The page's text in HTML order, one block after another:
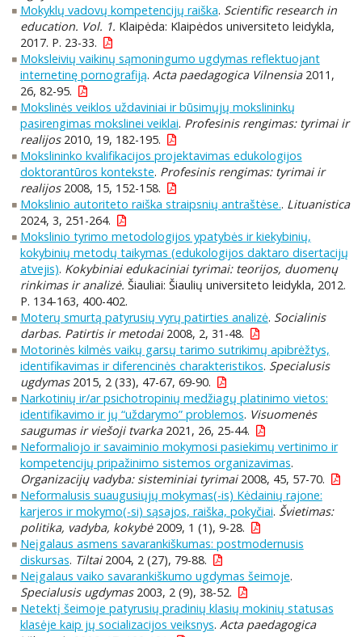
Mokyklų vadovų kompetencijų raiška. Scientific research in
education. Vol. 1. Klaipėda: Klaipėdos universiteto leidykla,
2017. P. 23-33.
Moksleivių vaikinų sąmoningumo ugdymas reflektuojant
internetinę pornografiją. Acta paedagogica Vilnensia2011,
26, 82-95.
Mokslinės veiklos uždaviniai ir būsimųjų mokslininkų
pasirengimas mokslinei veiklai. Profesinis rengimas: tyrimai ir
realijos2010, 19, 182-195.
Mokslininko kvalifikacijos projektavimas edukologijos
doktorantūros kontekste. Profesinis rengimas: tyrimai ir
realijos2008, 15, 152-158.
Mokslinio autoriteto raiška straipsnių antraštėse.. Lituanistica
2024, 3, 251-264.
Mokslinio tyrimo metodologijos ypatybės ir kiekybinių,
kokybinių metodų taikymas (edukologijos daktaro disertacijų
atvejis). Kokybiniai edukaciniai tyrimai: teorijos, duomenų
rinkimas ir analizė. Šiauliai: Šiaulių universiteto leidykla, 2012.
P. 134-163, 400-402.
Moterų smurtą patyrusių vyrų patirties analizė. Socialinis
darbas. Patirtis ir metodai2008, 2, 31-48.
Motorinės kilmės vaikų garsų tarimo sutrikimų apibrėžtys,
identifikavimas ir diferencinės charakteristikos. Specialusis
ugdymas2015, 2 (33), 47-67, 69-90.
Narkotinių ir/ar psichotropinių medžiagų platinimo vietos:
identifikavimo ir jų “uždarymo” problemos. Visuomenės
saugumas ir viešoji tvarka2021, 26, 25-44.
Neformaliojo ir savaiminio mokymosi pasiekimų vertinimo ir
kompetencijų pripažinimo sistemos organizavimas.
Organizacijų vadyba: sisteminiai tyrimai2008, 45, 57-70.
Neformalusis suaugusiųjų mokymas(-is) Kėdainių rajone:
karjeros ir mokymo(-si) sąsajos, raiška, pokyčiai. Švietimas:
politika, vadyba, kokybė2009, 1 (1), 9-28.
Neįgalaus asmens savarankiškumas: postmodernusis
diskursas. Tiltai2004, 2 (27), 79-88.
Neįgalaus vaiko savarankiškumo ugdymas šeimoje.
Specialusis ugdymas2003, 2 (9), 38-52.
Netektį šeimoje patyrusių pradinių klasių mokinių statusas
klasėje kaip jų socializacijos veiksnys. Acta paedagogica